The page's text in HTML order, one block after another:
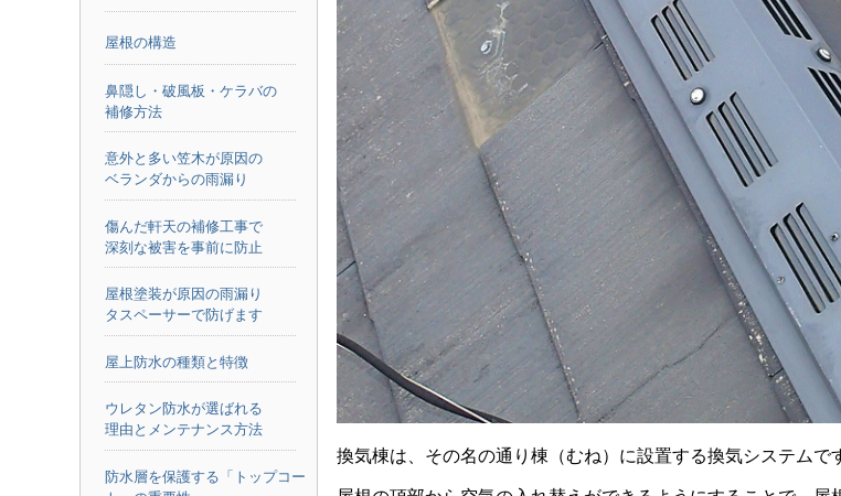
屋根の構造
鼻隠し・破風板・ケラバの
補修方法
意外と多い笠木が原因の
ベランダからの雨漏り
傷んだ軒天の補修工事で
深刻な被害を事前に防止
屋根塗装が原因の雨漏り
タスペーサーで防げます
屋上防水の種類と特徴
ウレタン防水が選ばれる
理由とメンテナンス方法
防水層を保護する「トップコー
換気棟は、その名の通り棟（むね）に設置する換気システムで